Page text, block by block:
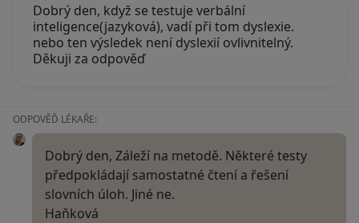
Dobrý den, když se testuje verbální
inteligence(jazyková), vadí při tom dyslexie.
nebo ten výsledek není dyslexií ovlivnitelný.
Děkuji za odpověď
ODPOVĚĎ LÉKAŘE:
Dobrý den, Záleží na metodě. Některé testy
předpokládají samostatné čtení a řešení
slovních úloh. Jiné ne.
Haňková